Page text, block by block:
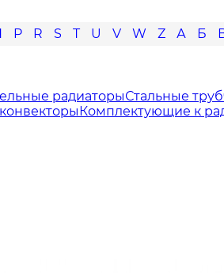
P R S T U V W Z А Б
радиаторыСтальные
Комплектующие к